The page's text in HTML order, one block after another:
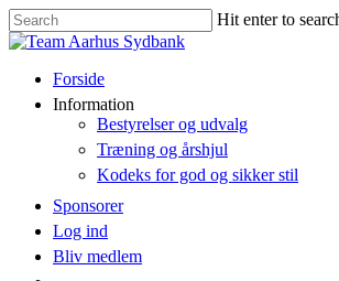
Hit enter to
Forside
Information
Bestyrelser og udvalg
Træning og årshjul
Kodeks for god og sikker stil
Sponsorer
Log ind
Bliv medlem